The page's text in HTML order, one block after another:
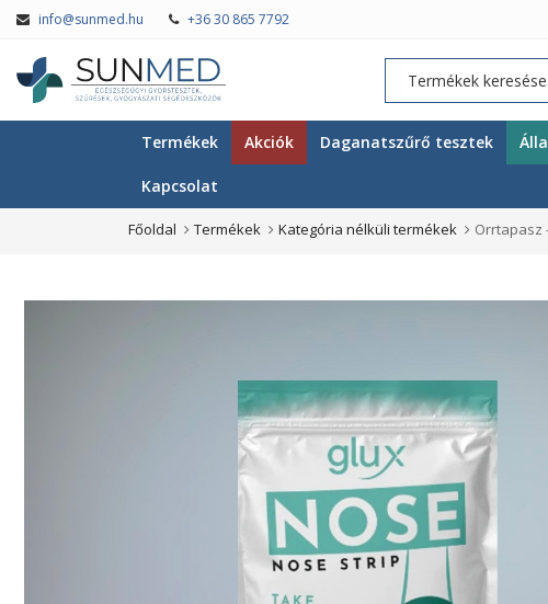
info@sunmed.hu +36 30 865 7792
Termékek Akciók Daganatszűrő tesztek
Kapcsolat
Főoldal Termékek Kategória nélküli termékek Orrtapasz